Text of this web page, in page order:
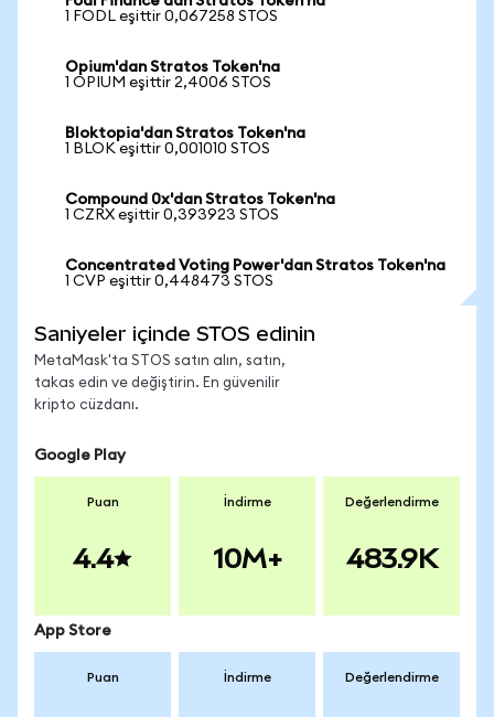
1 FODL eşittir 0,067258 STOS
Opium'dan Stratos Token'na
1 OPIUM eşittir 2,4006 STOS
Bloktopia'dan Stratos Token'na
1 BLOK eşittir 0,001010 STOS
Compound 0x'dan Stratos Token'na
1 CZRX eşittir 0,393923 STOS
Concentrated Voting Power'dan Stratos Token'na
1 CVP eşittir 0,448473 STOS
Saniyeler içinde STOS edinin
MetaMask'ta STOS satın alın, satın,
takas edin ve değiştirin. En güvenilir
kripto cüzdanı.
Google Play
Puan
4.4
İndirme
10M+
Değerlendirme
483.9K
App Store
Puan İndirme Değerlendirme